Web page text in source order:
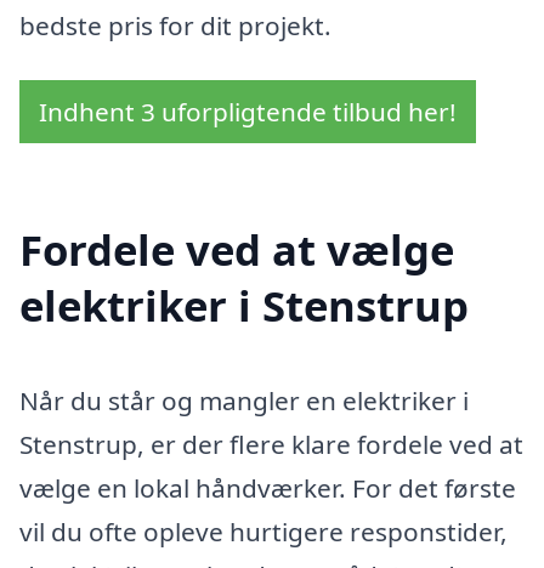
bedste pris for dit projekt.
Indhent 3 uforpligtende tilbud her!
Fordele ved at vælge
elektriker i Stenstrup
Når du står og mangler en elektriker i
Stenstrup, er der flere klare fordele ved at
vælge en lokal håndværker. For det første
vil du ofte opleve hurtigere responstider,